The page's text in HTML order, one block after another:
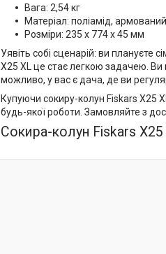
Вага: 2,54 кг
Матеріал: поліамід,
Розміри: 235 x 774 x 45 мм
Уявіть собі сценарій: ви
X25 XL це стає легкою задачею.
можливо, у вас є дача, де ви
Купуючи сокиру-колун Fiskars X25
будь-якої роботи. Замовляйте з
Сокира-колун Fiskars